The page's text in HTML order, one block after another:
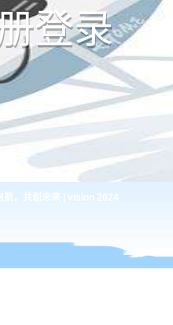
凯发
天生
赢家
一触
登录
航，共创未来 | vision 2024